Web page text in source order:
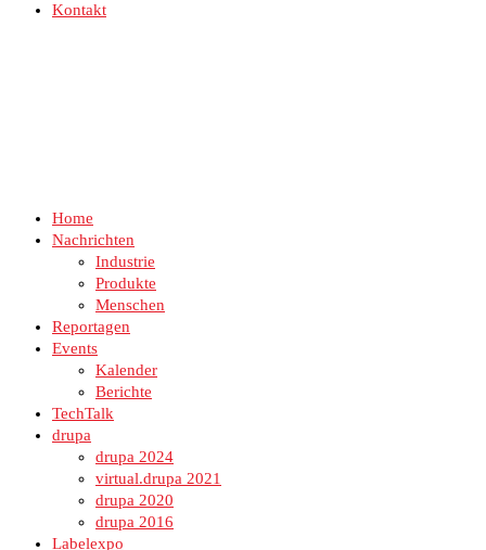
Kontakt
Home
Nachrichten
Industrie
Produkte
Menschen
Reportagen
Events
Kalender
Berichte
TechTalk
drupa
drupa 2024
virtual.drupa 2021
drupa 2020
drupa 2016
Labelexpo